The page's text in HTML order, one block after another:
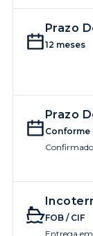
Prazo
12 meses
Prazo
Conforme
FOB / CIF
Entrega